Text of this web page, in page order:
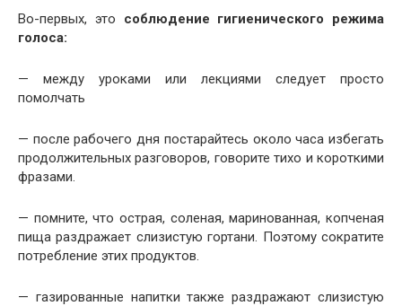
Во-первых, это соблюдение гигиенического режима
голоса:
— между уроками или лекциями следует просто
помолчать
— после рабочего дня постарайтесь около часа избегать
продолжительных разговоров, говорите тихо и короткими
фразами.
— помните, что острая, соленая, маринованная, копченая
пища раздражает слизистую гортани. Поэтому сократите
потребление этих продуктов.
— газированные напитки также раздражают слизистую